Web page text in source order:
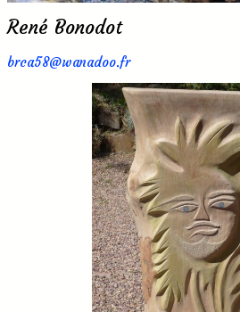
René Bonodot
brca58@wanadoo.fr